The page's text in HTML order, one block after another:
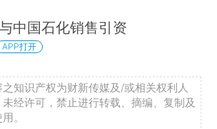
中国石化销售引资
APP打开
知识产权为财新传媒及/或相关权利人
经许可，禁止进行转载、摘编、复制及
。